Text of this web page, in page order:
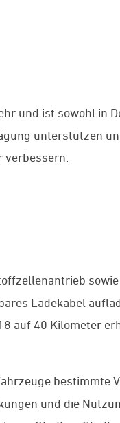
und ist sowohl in
unterstützen
Ladekabel
auf 40 Kilometer
bestimmte
und die